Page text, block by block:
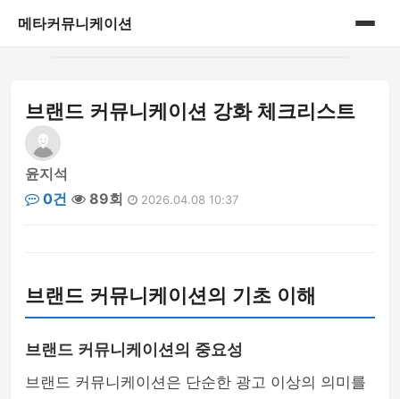
메타커뮤니케이션
게시판
브랜드 커뮤니케이션 강화 체크리스트
윤지석
0건
89회 2026.04.08 10:37
브랜드 커뮤니케이션의 기초 이해
브랜드 커뮤니케이션의 중요성
브랜드 커뮤니케이션은 단순한 광고 이상의 의미를